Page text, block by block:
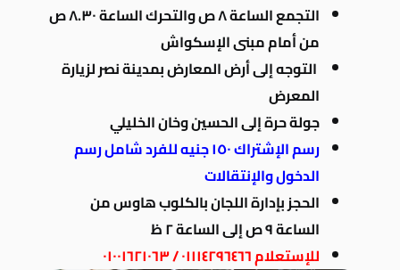
التجمع الساعة ٨ ص والتحرك الساعة ٨.٣٠ ص
من أمام مبنى الإسكواش
التوجه إلى أرض المعارض بمدينة نصر لزيارة
المعرض
جولة حرة إلى الحسين وخان الخليلي
رسم الإشتراك ١٥٠ جنيه للفرد شامل رسم
الدخول والإنتقالات
الحجز بإدارة اللجان بالكلوب هاوس من
الساعة ٩ ص إلى الساعة ٢ ظ
للإستعلام ٠١١١٤٢٩٦٤٦٦ / ٠١٠٠١٦٢١٠٦٣